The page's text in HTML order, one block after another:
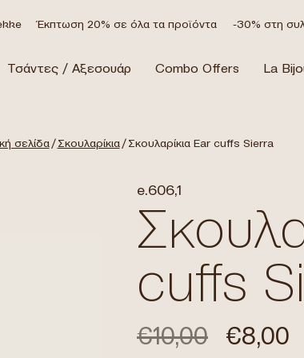
Έκπτωση 20% σε όλα τα προϊόντα -30% στη
Τσάντες / Αξεσουάρ Combo Offers La
σελίδα/Σκουλαρίκια/ Σκουλαρίκια Ear cuffs Sierra
e.606,1
cuffs
€10,00 €8,00